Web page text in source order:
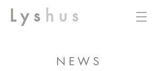
L y s h u s
N E W S